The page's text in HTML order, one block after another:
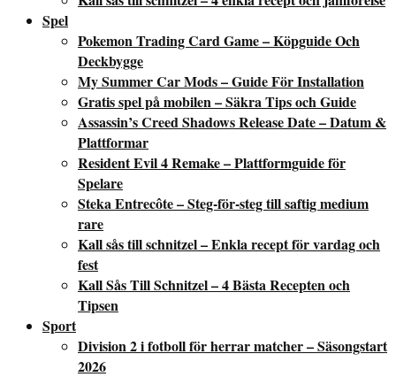
Spel
Pokemon Trading Card Game – Köpguide Och
Deckbygge
My Summer Car Mods – Guide För Installation
Gratis spel på mobilen – Säkra Tips och Guide
Assassin’s Creed Shadows Release Date – Datum &
Plattformar
Resident Evil 4 Remake – Plattformguide för
Spelare
Steka Entrecôte – Steg-för-steg till saftig medium
rare
Kall sås till schnitzel – Enkla recept för vardag och
fest
Kall Sås Till Schnitzel – 4 Bästa Recepten och
Tipsen
Sport
Division 2 i fotboll för herrar matcher – Säsongstart
2026